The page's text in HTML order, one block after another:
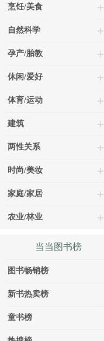
烹饪/美食
自然科学
孕产/胎教
休闲/爱好
体育/运动
建筑
两性关系
时尚/美妆
家庭/家居
农业/林业
当当图书榜
图书畅销榜
新书热卖榜
童书榜